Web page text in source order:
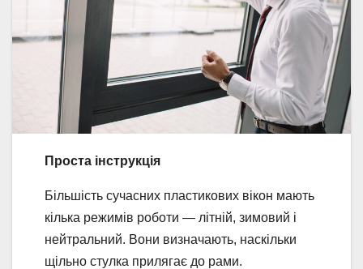
Проста інструкція
Більшість сучасних пластикових вікон мають
кілька режимів роботи — літній, зимовий і
нейтральний. Вони визначають, наскільки
щільно стулка прилягає до рами.